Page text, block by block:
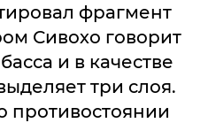
фрагмент
Сивохо говорит
и в качестве
три слоя.
противостоянии